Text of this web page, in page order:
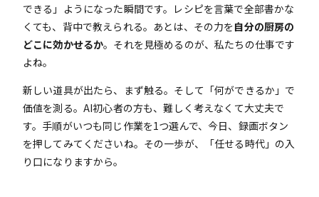
できる」ようになった瞬間です。レシピを言葉で全部書かな
くても、背中で教えられる。あとは、その力を自分の厨房の
どこに効かせるか。それを見極めるのが、私たちの仕事です
よね。
新しい道具が出たら、まず触る。そして「何ができるか」で
価値を測る。AI初心者の方も、難しく考えなくて大丈夫で
す。手順がいつも同じ作業を1つ選んで、今日、録画ボタン
を押してみてくださいね。その一歩が、「任せる時代」の入
り口になりますから。